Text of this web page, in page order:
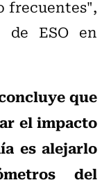
frecuentes",
de ESO en
que
el impacto
es alejarlo
del